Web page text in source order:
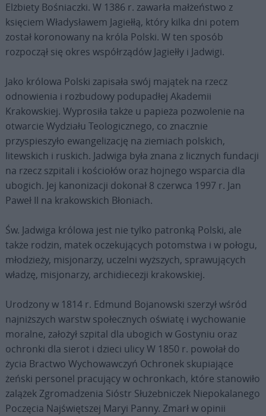
Elżbiety Bośniaczki. W 1386 r. zawarła małżeństwo z
księciem Władysławem Jagiełłą, który kilka dni potem
został koronowany na króla Polski. W ten sposób
rozpoczął się okres współrządów Jagiełły i Jadwigi.
Jako królowa Polski zapisała swój majątek na rzecz
odnowienia i rozbudowy podupadłej Akademii
Krakowskiej. Wyprosiła także u papieża pozwolenie na
otwarcie Wydziału Teologicznego, co znacznie
przyspieszyło ewangelizację na ziemiach polskich,
litewskich i ruskich. Jadwiga była znana z licznych fundacji
na rzecz szpitali i kościołów oraz hojnego wsparcia dla
ubogich. Jej kanonizacji dokonał 8 czerwca 1997 r. Jan
Paweł II na krakowskich Błoniach.
Św. Jadwiga królowa jest nie tylko patronką Polski, ale
także rodzin, matek oczekujących potomstwa i w połogu,
młodzieży, misjonarzy, uczelni wyższych, sprawujących
władzę, misjonarzy, archidiecezji krakowskiej.
Urodzony w 1814 r. Edmund Bojanowski szerzył wśród
najniższych warstw społecznych oświatę i wychowanie
moralne, założył szpital dla ubogich w Gostyniu oraz
ochronki dla sierot i dzieci ulicy W 1850 r. powołał do
życia Bractwo Wychowawczyń Ochronek skupiające
żeński personel pracujący w ochronkach, które stanowiło
zalążek Zgromadzenia Sióstr Służebniczek Niepokalanego
Poczęcia Najświętszej Maryi Panny. Zmarł w opinii